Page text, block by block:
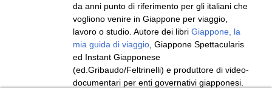
da anni punto di riferimento per gli italiani che
vogliono venire in Giappone per viaggio,
lavoro o studio. Autore dei libri Giappone, la
mia guida di viaggio , Giappone Spettacularis
ed Instant Giapponese
(ed.Gribaudo/Feltrinelli) e produttore di video-
documentari per enti governativi giapponesi.